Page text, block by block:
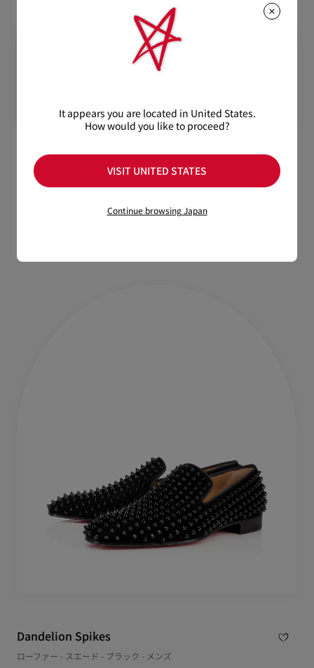
Louis Junior Strass
スニーカー - スエード - ホワイト -
Chambeliss
- パテントレザー - ブラック - メン
Dandelion Spikes
ローファー - スエード - ブラック - メンズ
It appears you are located in United States.
How would you like to proceed?
VISIT UNITED STATES
Continue browsing Japan